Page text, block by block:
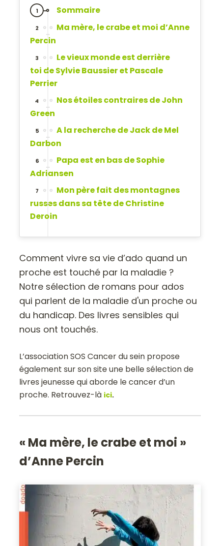
1 Sommaire
2
Ma mère, le crabe et moi d’Anne
Percin
3
Le vieux monde est derrière
toi de Sylvie Baussier et Pascale
Perrier
4
Nos étoiles contraires de John
Green
5
A la recherche de Jack de Mel
Darbon
6
Papa est en bas de Sophie
Adriansen
7
Mon père fait des montagnes
russes dans sa tête de Christine
Deroin
Comment vivre sa vie d’ado quand un
proche est touché par la maladie ?
Notre sélection de romans pour ados
qui parlent de la maladie d'un proche ou
du handicap. Des livres sensibles qui
nous ont touchés.
L’association SOS Cancer du sein propose
également sur son site une belle sélection de
livres jeunesse qui aborde le cancer d’un
proche. Retrouvez-là ici.
« Ma mère, le crabe et moi »
d’Anne Percin